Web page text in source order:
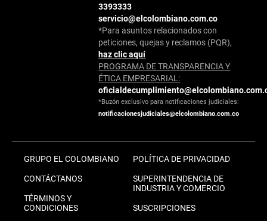
3393333
servicio@elcolombiano.com.co
*Para asuntos relacionados con
peticiones, quejas y reclamos (PQR),
haz clic aquí
PROGRAMA DE TRANSPARENCIA Y
ÉTICA EMPRESARIAL:
*Buzón exclusivo para notificaciones judiciales:
notificacionesjudiciales@elcolombiano.com.co
GRUPO EL COLOMBIANO
CONTÁCTANOS
TÉRMINOS Y
CONDICIONES
POLÍTICA DE PRIVACIDAD
SUPERINTENDENCIA DE
INDUSTRIA Y COMERCIO
SUSCRIPCIONES